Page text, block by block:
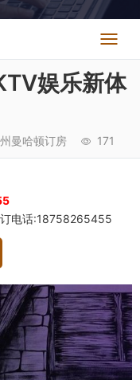
娱乐新体
曼哈顿订房 171
电话:18758265455